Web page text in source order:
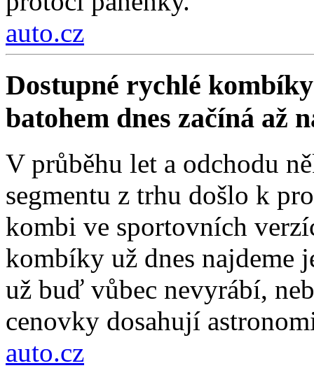
auto.cz
Dostupné rychlé
batohem dnes začíná až
V průběhu let a odchodu
segmentu z trhu došlo k
kombi ve sportovních
kombíky už dnes najdeme
už buď vůbec nevyrábí,
cenovky dosahují
auto.cz